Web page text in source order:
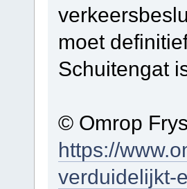
moet
Schuitengat
© Omrop
https://
verduidelijkt-